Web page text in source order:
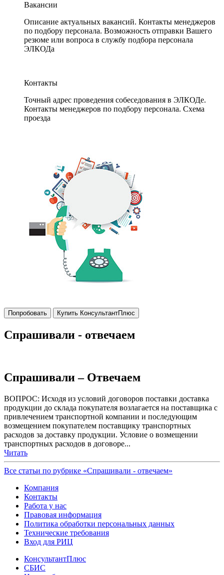
Вакансии
Описание актуальных вакансий. Контакты менеджеров
по подбору персонала. Возможность отправки Вашего
резюме или вопроса в службу подбора персонала
ЭЛКОДа
Контакты
Точный адрес проведения собеседования в ЭЛКОДе.
Контакты менеджеров по подбору персонала. Схема
проезда
Попробовать Купить КонсультантПлюс
Спрашивали - отвечаем
Спрашивали – Отвечаем
ВОПРОС: Исходя из условий договоров поставки доставка
продукции до склада покупателя возлагается на поставщика с
привлечением транспортной компании и последующим
возмещением покупателем поставщику транспортных
расходов за доставку продукции. Условие о возмещении
транспортных расходов в договоре...
Читать
Все статьи по рубрике «Спрашивали - отвечаем»
Компания
Контакты
Работа у нас
Правовая информация
Политика обработки персональных данных
Технические требования
Вход для РИЦ
КонсультантПлюс
СБИС